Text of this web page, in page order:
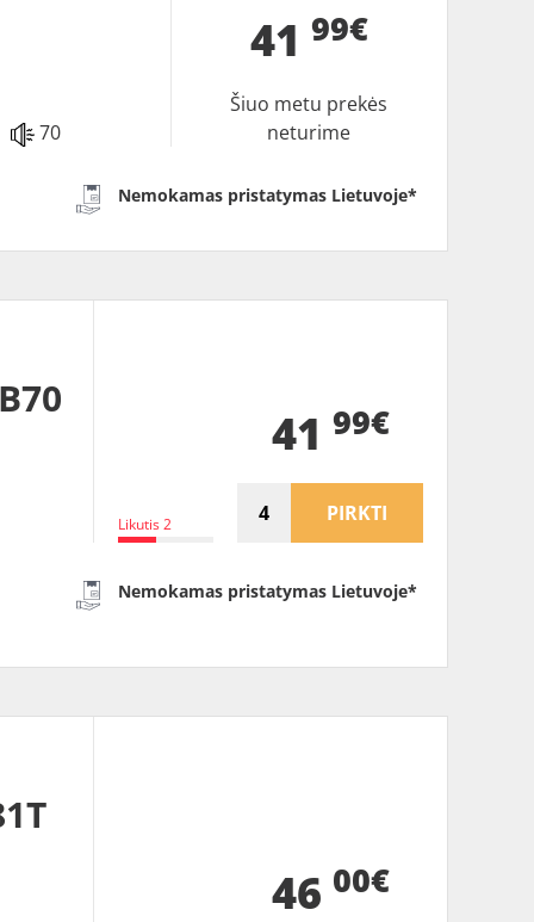
70
41 99€
Šiuo metu prekės
neturime
Nemokamas pristatymas Lietuvoje*
Likutis 2
41 99€
PIRKTI
Nemokamas pristatymas Lietuvoje*
46 00€